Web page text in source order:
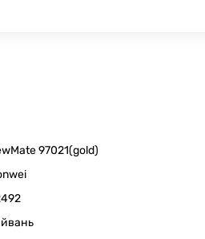
97021(gold)